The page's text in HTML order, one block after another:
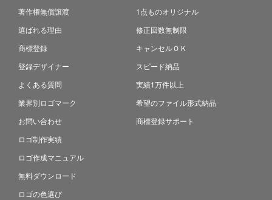
著作権無償譲渡
選ばれる理由
商標登録
登録デザイナー
よくある質問
業界別ロゴマーク
お問い合わせ
ロゴ制作実績
ロゴ作成マニュアル
無料ダウンロード
ロゴの色選び
1点ものオリジナル
修正回数無制限
キャンセルＯＫ
スピード納品
実績1万件以上
希望のファイル形式納品
商標登録サポート